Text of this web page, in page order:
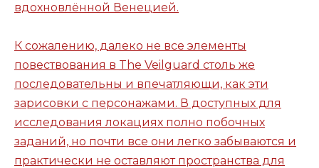
вдохновлённой Венецией.
К сожалению, далеко не все элементы
повествования в The Veilguard столь же
последовательны и впечатляющи, как эти
зарисовки с персонажами. В доступных для
исследования локациях полно побочных
заданий, но почти все они легко забываются и
практически не оставляют пространства для